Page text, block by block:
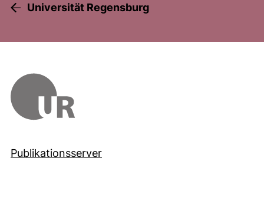
Universität Regensburg
Publikationsserver